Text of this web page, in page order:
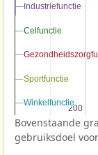
200
200
Industriefunctie
Industriefunctie
Celfunctie
Celfunctie
Sportfunctie
Sportfunctie
Winkelfunctie
Winkelfunctie
Bovenstaande
gebruiksdoel